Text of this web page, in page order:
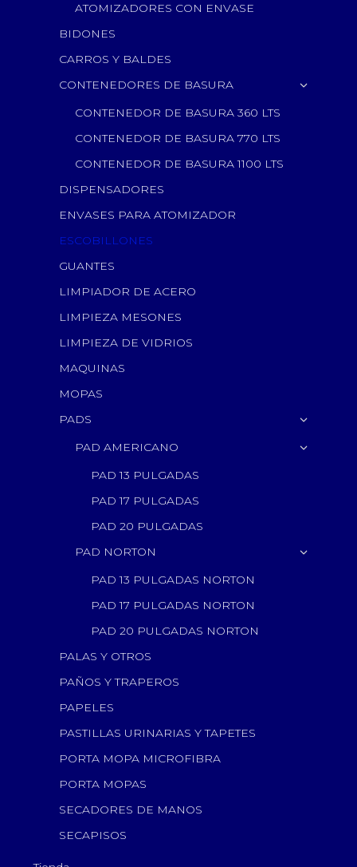
ATOMIZADORES CON ENVASE
BIDONES
CARROS Y BALDES
CONTENEDORES DE BASURA
CONTENEDOR DE BASURA 360 LTS
CONTENEDOR DE BASURA 770 LTS
CONTENEDOR DE BASURA 1100 LTS
DISPENSADORES
ENVASES PARA ATOMIZADOR
ESCOBILLONES
GUANTES
LIMPIADOR DE ACERO
LIMPIEZA MESONES
LIMPIEZA DE VIDRIOS
MAQUINAS
MOPAS
PADS
PAD AMERICANO
PAD 13 PULGADAS
PAD 17 PULGADAS
PAD 20 PULGADAS
PAD NORTON
PAD 13 PULGADAS NORTON
PAD 17 PULGADAS NORTON
PAD 20 PULGADAS NORTON
PALAS Y OTROS
PAÑOS Y TRAPEROS
PAPELES
PASTILLAS URINARIAS Y TAPETES
PORTA MOPA MICROFIBRA
PORTA MOPAS
SECADORES DE MANOS
SECAPISOS